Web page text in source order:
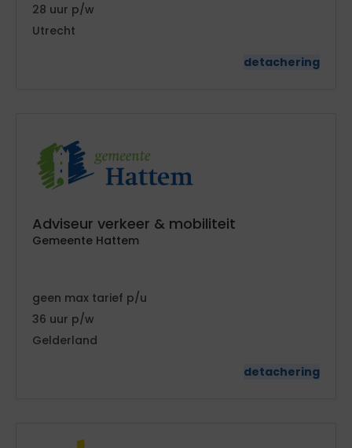
28
Utrecht
detachering
Adviseur verkeer & mobiliteit
Gemeente Hattem
geen
tarief
36
Gelderland
detachering